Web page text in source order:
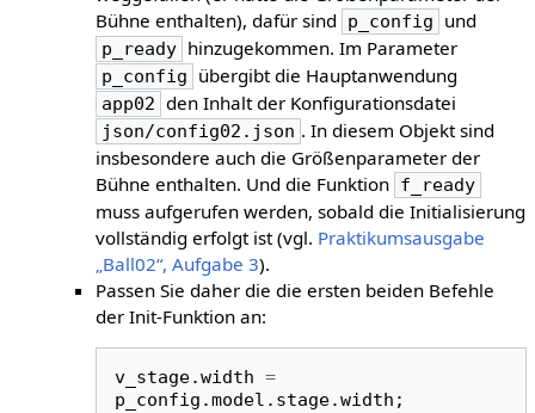
Bühne enthalten), dafür sind
p_config und
p_ready hinzugekommen. Im Parameter
p_config übergibt die Hauptanwendung
app02 den Inhalt der Konfigurationsdatei
json/config02.json . In diesem Objekt sind
insbesondere auch die Größenparameter der
Bühne enthalten. Und die Funktion f_ready
muss aufgerufen werden, sobald die Initialisierung
vollständig erfolgt ist (vgl. Praktikumsausgabe
„Ball02“, Aufgabe 3).
Passen Sie daher die die ersten beiden Befehle
der Init-Funktion an:
v_stage.width =
p_config .model . stage.width ;